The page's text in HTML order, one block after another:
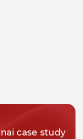
case study